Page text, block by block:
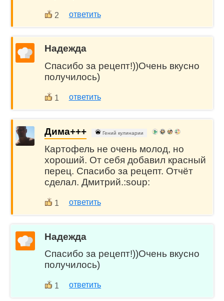
2 ответить
Надежда
Спасибо за рецепт!))Очень вкусно
получилось)
1 ответить
Дима+++ Гений кулинарии
Картофель не очень молод, но
хороший. От себя добавил красный
перец. Спасибо за рецепт. Отчёт
сделал. Дмитрий.:soup:
1 ответить
Надежда
Спасибо за рецепт!))Очень вкусно
получилось)
1 ответить